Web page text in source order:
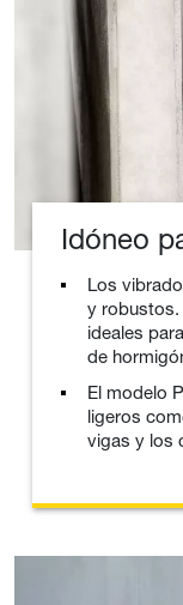
Idóneo
Los
y robustos.
ideales
de
El modelo
ligeros
vigas y los